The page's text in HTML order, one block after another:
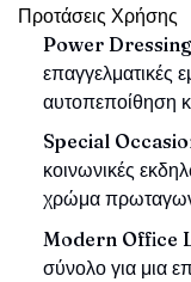
Προτάσεις Χρήσης
Power Dressing
επαγγελματικές
αυτοπεποίθηση
Special
κοινωνικές
χρώμα
Modern Office
σύνολο για μια